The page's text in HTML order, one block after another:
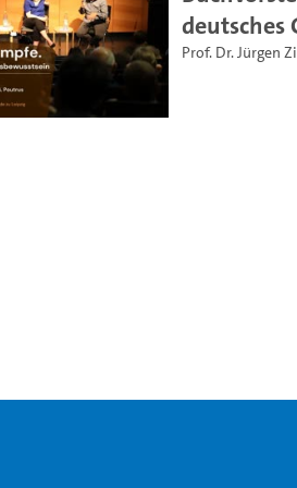
deutsches
Prof. Dr. Jürgen